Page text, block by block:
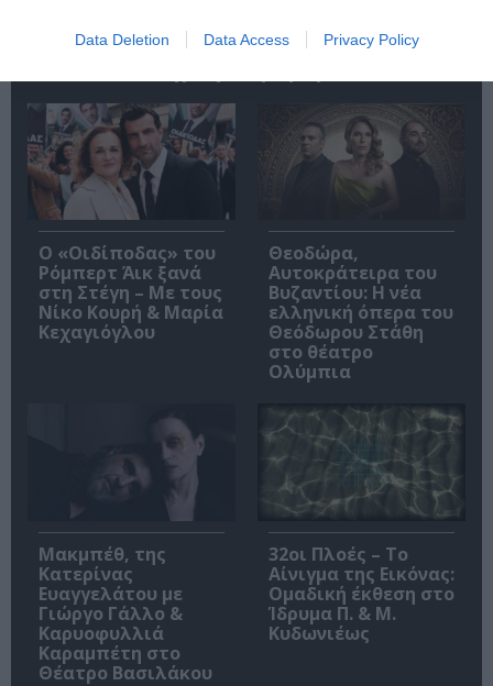
Data Deletion Data Access Privacy Policy
O «Οιδίποδας» του
Ρόμπερτ Άικ ξανά
στη Στέγη – Με τους
Νίκο Κουρή & Μαρία
Κεχαγιόγλου
Θεοδώρα,
Αυτοκράτειρα του
Βυζαντίου: Η νέα
ελληνική όπερα του
Θεόδωρου Στάθη
στο θέατρο
Ολύμπια
Μακμπέθ, της
Κατερίνας
Ευαγγελάτου με
Γιώργο Γάλλο &
Καρυοφυλλιά
Καραμπέτη στο
Θέατρο Βασιλάκου
32οι Πλοές – Το
Αίνιγμα της Εικόνας:
Ομαδική έκθεση στο
Ίδρυμα Π. & Μ.
Κυδωνιέως